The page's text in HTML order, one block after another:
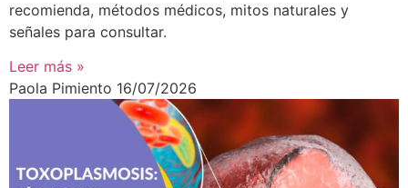
recomienda, métodos médicos, mitos naturales y
señales para consultar.
Leer más »
Paola Pimiento 16/07/2026